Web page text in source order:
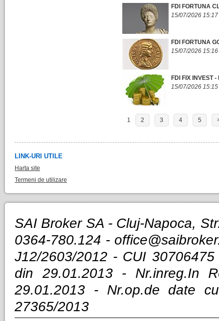
FDI FORTUNA
15/07/2026 15:17
FDI FORTUNA
15/07/2026 15:16
FDI FIX INVEST
15/07/2026 15:15
1 2 3 4 5
LINK-URI UTILE
Harta site
Termeni de utilizare
SAI Broker SA - Cluj-Napoca,
0364-780.124 -
J12/2603/2012 - CUI
din 29.01.2013 - Nr.inreg.In
29.01.2013 - Nr.op.de date
27365/2013